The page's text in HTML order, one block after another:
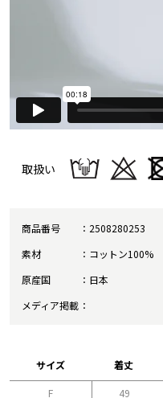
取扱い
商品番号
2508280253
素材
コットン100%
原産国
日本
メディア掲載
サイズ 着丈
F 49